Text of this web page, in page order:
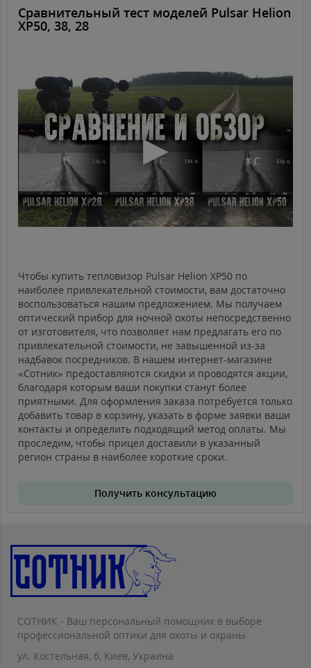
Сравнительный тест моделей Pulsar Helion
XP50, 38, 28
Чтобы купить тепловизор Pulsar Helion XP50 по
наиболее привлекательной стоимости, вам достаточно
воспользоваться нашим предложением. Мы получаем
оптический прибор для ночной охоты непосредственно
от изготовителя, что позволяет нам предлагать его по
привлекательной стоимости, не завышенной из-за
надбавок посредников. В нашем интернет-магазине
«Сотник» предоставляются скидки и проводятся акции,
благодаря которым ваши покупки станут более
приятными. Для оформления заказа потребуется только
добавить товар в корзину, указать в форме заявки ваши
контакты и определить подходящий метод оплаты. Мы
проследим, чтобы прицел доставили в указанный
регион страны в наиболее короткие сроки.
Получить консультацию
СОТНИК - Ваш персональный помощник в выборе
профессиональной оптики для охоты и охраны
ул. Костельная, 6, Киев, Украина